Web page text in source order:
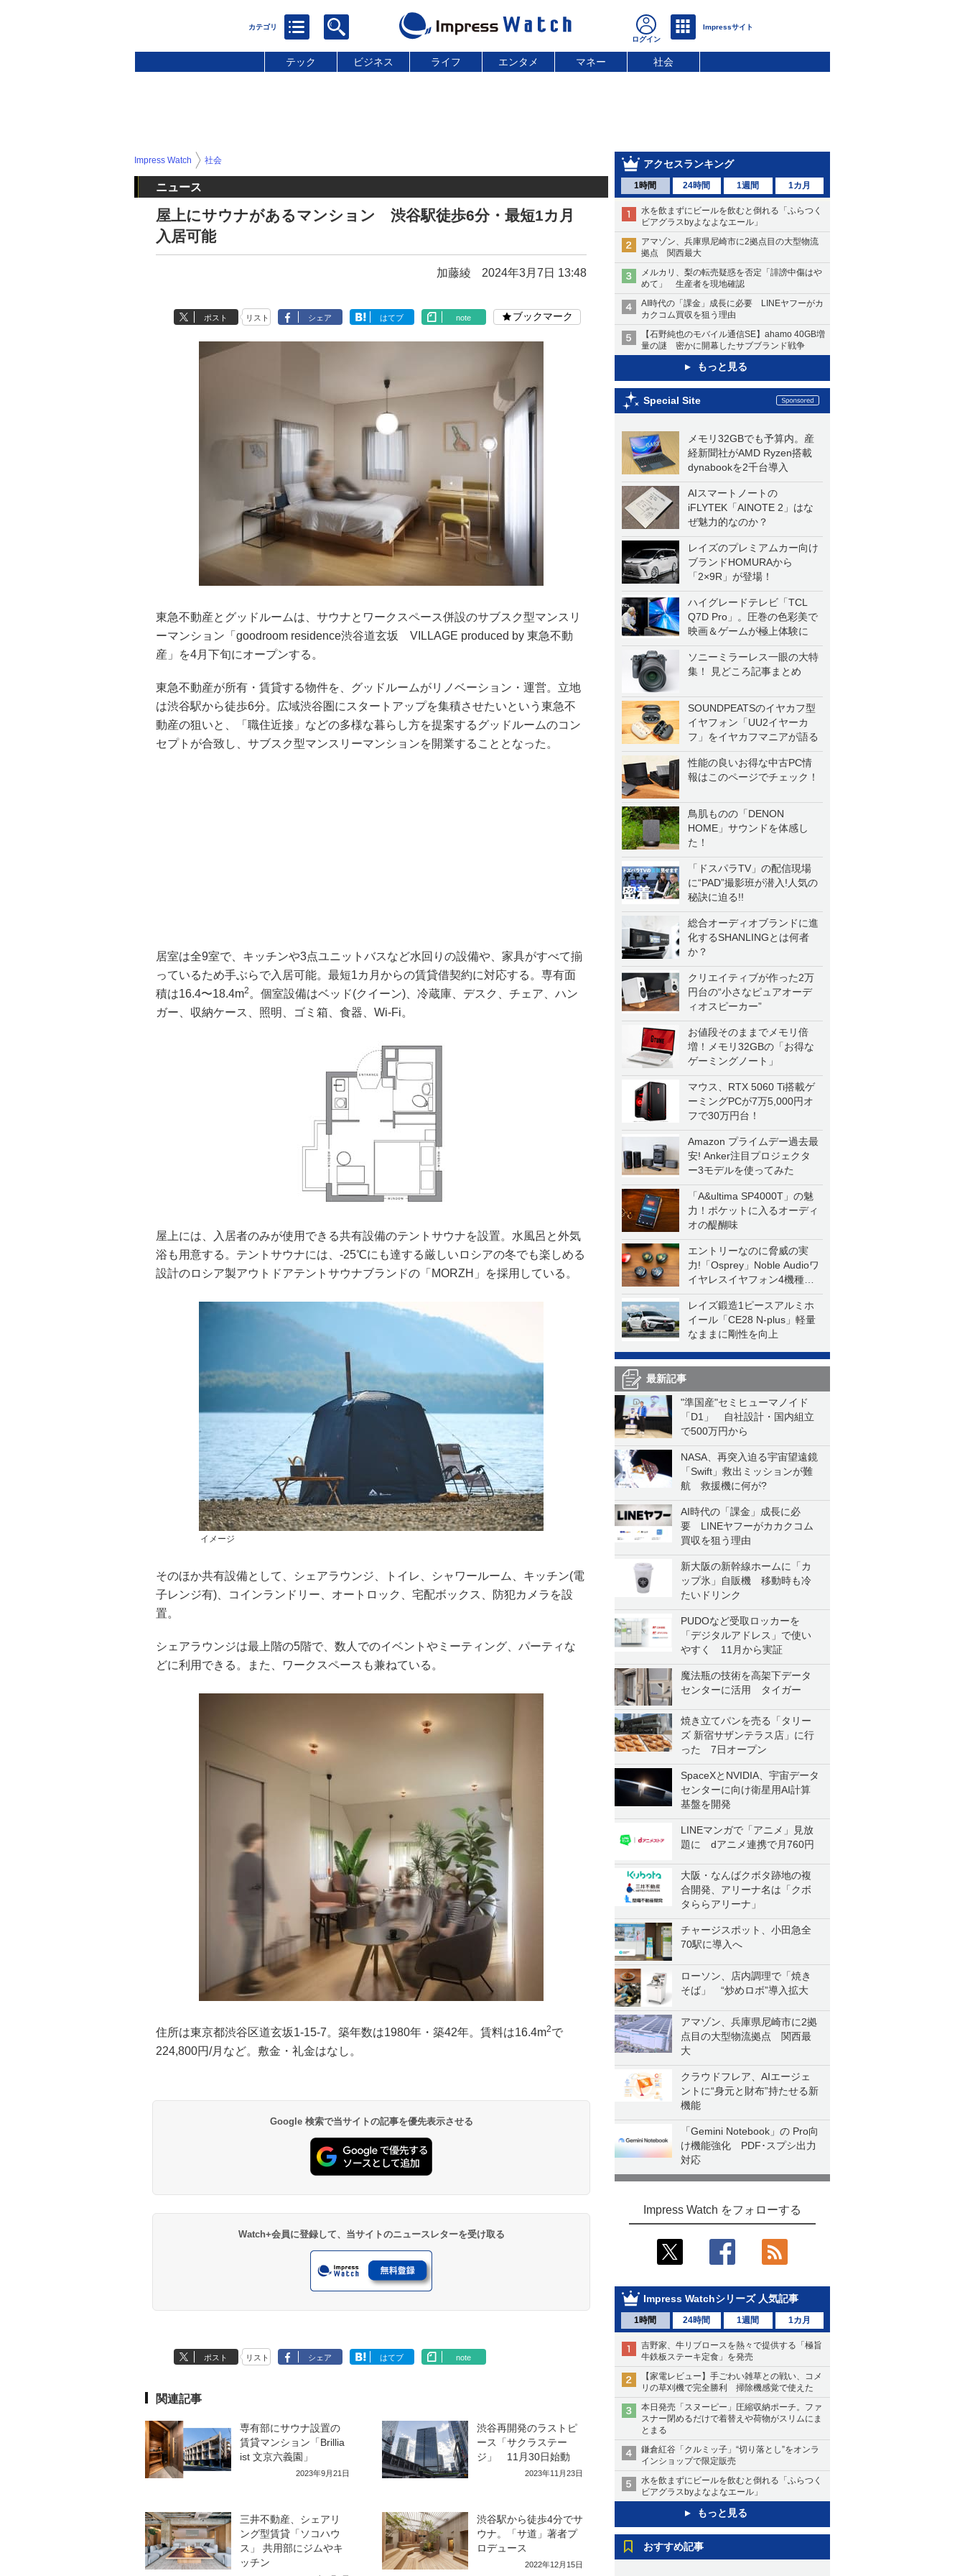
テック ビジネス ライフ エンタメ マネー 社会
アクセスランキング
1時間 24時間 1週間 1カ月
水を飲まずにビールを飲むと倒れる「ふらつく
ビアグラスbyよなよなエール」
アマゾン、兵庫県尼崎市に2拠点目の大型物流
拠点 関西最大
メルカリ、梨の転売疑惑を否定「誹謗中傷はや
めて」 生産者を現地確認
AI時代の「課金」成長に必要 LINEヤフーがカ
カクコム買収を狙う理由
【石野純也のモバイル通信SE】ahamo 40GB増
量の謎 密かに開幕したサブブランド戦争
もっと見る
Special Site
メモリ32GBでも予算内。産
経新聞社がAMD Ryzen搭載
dynabookを2千台導入
AIスマートノートの
iFLYTEK「AINOTE 2」はな
ぜ魅力的なのか？
レイズのプレミアムカー向け
ブランドHOMURAから
「2×9R」が登場！
ハイグレードテレビ「TCL
Q7D Pro」。圧巻の色彩美で
映画＆ゲームが極上体験に
ソニーミラーレス一眼の大特
集！ 見どころ記事まとめ
SOUNDPEATSのイヤカフ型
イヤフォン「UU2イヤーカ
フ」をイヤカフマニアが語る
性能の良いお得な中古PC情
報はこのページでチェック！
鳥肌ものの「DENON
HOME」サウンドを体感し
た！
「ドスパラTV」の配信現場
に“PAD”撮影班が潜入!人気の
秘訣に迫る!!
総合オーディオブランドに進
化するSHANLINGとは何者
か？
クリエイティブが作った2万
円台の“小さなピュアオーデ
ィオスピーカー”
お値段そのままでメモリ倍
増！メモリ32GBの「お得な
ゲーミングノート」
マウス、RTX 5060 Ti搭載ゲ
ーミングPCが7万5,000円オ
フで30万円台！
Amazon プライムデー過去最
安! Anker注目プロジェクタ
ー3モデルを使ってみた
「A&ultima SP4000T」の魅
力！ポケットに入るオーディ
オの醍醐味
エントリーなのに脅威の実
力!「Osprey」Noble Audioワ
イヤレスイヤフォン4機種を
一気に聴く
レイズ鍛造1ピースアルミホ
イール「CE28 N-plus」軽量
なままに剛性を向上
最新記事
"準国産"セミヒューマノイド
「D1」 自社設計・国内組立
で500万円から
NASA、再突入迫る宇宙望遠鏡
「Swift」救出ミッションが難
航 救援機に何が?
AI時代の「課金」成長に必
要 LINEヤフーがカカクコム
買収を狙う理由
新大阪の新幹線ホームに「カ
ップ氷」自販機 移動時も冷
たいドリンク
PUDOなど受取ロッカーを
「デジタルアドレス」で使い
やすく 11月から実証
魔法瓶の技術を高架下データ
センターに活用 タイガー
焼き立てパンを売る「タリー
ズ 新宿サザンテラス店」に行
った 7日オープン
SpaceXとNVIDIA、宇宙データ
センターに向け衛星用AI計算
基盤を開発
LINEマンガで「アニメ」見放
題に dアニメ連携で月760円
大阪・なんばクボタ跡地の複
合開発、アリーナ名は「クボ
タららアリーナ」
チャージスポット、小田急全
70駅に導入へ
ローソン、店内調理で「焼き
そば」 “炒めロボ”導入拡大
アマゾン、兵庫県尼崎市に2拠
点目の大型物流拠点 関西最
大
クラウドフレア、AIエージェ
ントに“身元と財布”持たせる新
機能
「Gemini Notebook」の Pro向
け機能強化 PDF･スプシ出力
対応
Impress Watch をフォローする
Impress Watchシリーズ 人気記事
1時間 24時間 1週間 1カ月
吉野家、牛リブロースを熱々で提供する「極旨
牛鉄板ステーキ定食」を発売
【家電レビュー】手ごわい雑草との戦い、コメ
リの草刈機で完全勝利 掃除機感覚で使えた
本日発売「スヌーピー」圧縮収納ポーチ。ファ
スナー閉めるだけで着替えや荷物がスリムにま
とまる
鎌倉紅谷「クルミッ子」“切り落とし”をオンラ
インショップで限定販売
水を飲まずにビールを飲むと倒れる「ふらつく
ビアグラスbyよなよなエール」
もっと見る
おすすめ記事
Impress Watch 社会
ニュース
屋上にサウナがあるマンション 渋谷駅徒歩6分・最短1カ月
入居可能
加藤綾 2024年3月7日 13:48
ポスト リスト シェア はてブ note ブックマーク
東急不動産とグッドルームは、サウナとワークスペース併設のサブスク型マンスリ
ーマンション「goodroom residence渋谷道玄坂 VILLAGE produced by 東急不動
産」を4月下旬にオープンする。
東急不動産が所有・賃貸する物件を、グッドルームがリノベーション・運営。立地
は渋谷駅から徒歩6分。広域渋谷圏にスタートアップを集積させたいという東急不
動産の狙いと、「職住近接」などの多様な暮らし方を提案するグッドルームのコン
セプトが合致し、サブスク型マンスリーマンションを開業することとなった。
居室は全9室で、キッチンや3点ユニットバスなど水回りの設備や、家具がすべて揃
っているため手ぶらで入居可能。最短1カ月からの賃貸借契約に対応する。専有面
積は16.4〜18.4m2 。個室設備はベッド(クイーン)、冷蔵庫、デスク、チェア、ハン
ガー、収納ケース、照明、ゴミ箱、食器、Wi-Fi。
屋上には、入居者のみが使用できる共有設備のテントサウナを設置。水風呂と外気
浴も用意する。テントサウナには、-25℃にも達する厳しいロシアの冬でも楽しめる
設計のロシア製アウトドアテントサウナブランドの「MORZH」を採用している。
イメージ
そのほか共有設備として、シェアラウンジ、トイレ、シャワールーム、キッチン(電
子レンジ有)、コインランドリー、オートロック、宅配ボックス、防犯カメラを設
置。
シェアラウンジは最上階の5階で、数人でのイベントやミーティング、パーティな
どに利用できる。また、ワークスペースも兼ねている。
住所は東京都渋谷区道玄坂1-15-7。築年数は1980年・築42年。賃料は16.4m2で
224,800円/月など。敷金・礼金はなし。
Google 検索で当サイトの記事を優先表示させる
Watch+会員に登録して、当サイトのニュースレターを受け取る
ポスト リスト シェア はてブ note
関連記事
専有部にサウナ設置の
賃貸マンション「Brillia
ist 文京六義園」
2023年9月21日
渋谷再開発のラストピ
ース「サクラステー
ジ」 11月30日始動
2023年11月23日
三井不動産、シェアリ
ング型賃貸「ソコハウ
ス」 共用部にジムやキ
ッチン
渋谷駅から徒歩4分でサ
ウナ。「サ道」著者プ
ロデュース
2022年12月15日